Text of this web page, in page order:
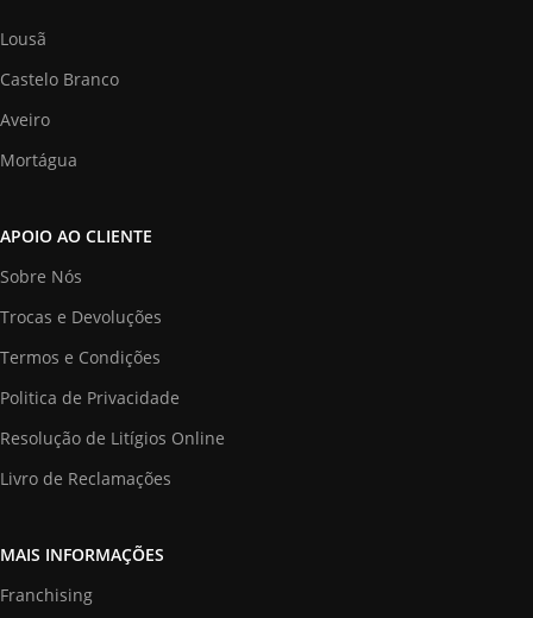
Lousã
Castelo Branco
Aveiro
Mortágua
APOIO AO CLIENTE
Sobre Nós
Trocas e Devoluções
Termos e Condições
Politica de Privacidade
Resolução de Litígios Online
Livro de Reclamações
MAIS INFORMAÇÕES
Franchising